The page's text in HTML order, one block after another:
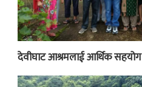
देवीघाट आश्रमलाई आर्थिक सहयोग